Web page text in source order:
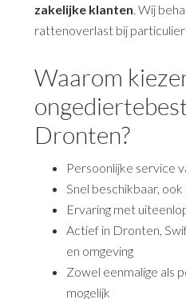
zakelijke klanten . Wij
rattenoverlast bij
Waarom
Dronten?
Persoonlijke service
Snel beschikbaar,
Ervaring met
Actief in Dronten,
en omgeving
Zowel eenmalige als
mogelijk